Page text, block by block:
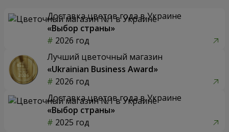
Доставка цветов года в Украине
«Выбор страны»
2026 год
Лучший цветочный магазин
«Ukrainian Business Award»
2026 год
Доставка цветов года в Украине
«Выбор страны»
2025 год